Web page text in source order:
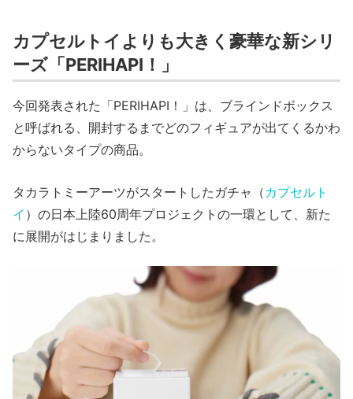
カプセルトイよりも大きく豪華な新シリ
ーズ「PERIHAPI！」
今回発表された「PERIHAPI！」は、ブラインドボックス
と呼ばれる、開封するまでどのフィギュアが出てくるかわ
からないタイプの商品。
タカラトミーアーツがスタートしたガチャ（ カプセルト
イ ）の日本上陸60周年プロジェクトの一環として、新た
に展開がはじまりました。